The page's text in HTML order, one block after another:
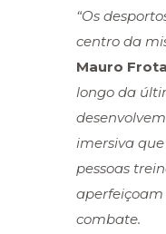
“Os
centro da
Mauro
longo da
imersiva
pessoas
aperfeiçoam
combate.